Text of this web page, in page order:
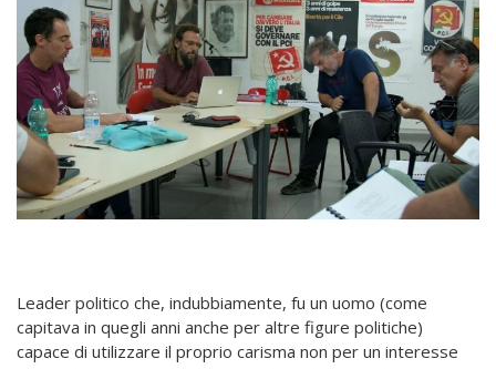
Leader politico che, indubbiamente, fu un uomo (come
capitava in quegli anni anche per altre figure politiche)
capace di utilizzare il proprio carisma non per un interesse